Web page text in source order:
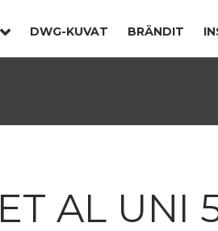
DWG-KUVAT BRÄNDIT
ET AL UNI